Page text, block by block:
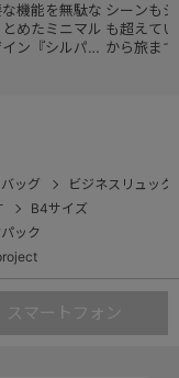
機能を無駄な
とめたミニマル
ン『シルパッ
シーンも
も超えて
から旅ま
ッグ
ビジネスリュック
B4サイズ
ック
スマートフォン